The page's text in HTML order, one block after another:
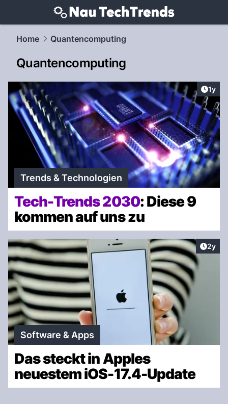
techtrends.NAU.ch
Home Quantencomputing
Quantencomputing
1y
Trends & Technologien
Tech-Trends 2030: Diese 9
kommen auf uns zu
2y
Software & Apps
Das steckt in Apples
neuestem iOS-17.4-Update